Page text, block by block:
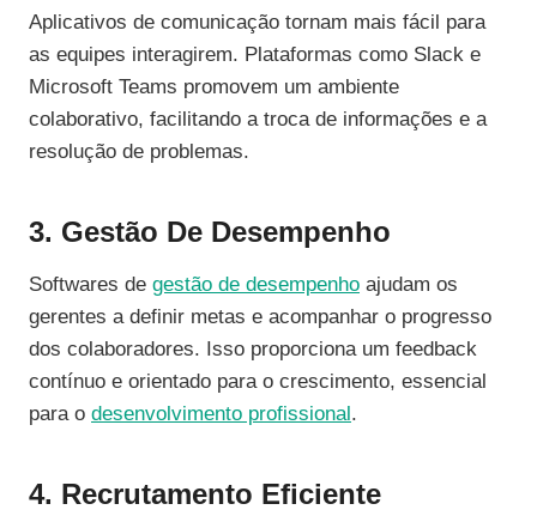
Aplicativos de comunicação tornam mais fácil para
as equipes interagirem. Plataformas como Slack e
Microsoft Teams promovem um ambiente
colaborativo, facilitando a troca de informações e a
resolução de problemas.
3. Gestão De Desempenho
Softwares de gestão de desempenho ajudam os
gerentes a definir metas e acompanhar o progresso
dos colaboradores. Isso proporciona um feedback
contínuo e orientado para o crescimento, essencial
para o desenvolvimento profissional .
4. Recrutamento Eficiente